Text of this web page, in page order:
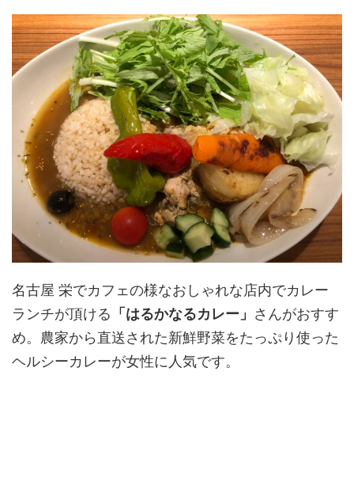
名古屋 栄でカフェの様なおしゃれな店内でカレー
ランチが頂ける 「はるかなるカレー」 さんがおすす
め。農家から直送された新鮮野菜をたっぷり使った
ヘルシーカレーが女性に人気です。